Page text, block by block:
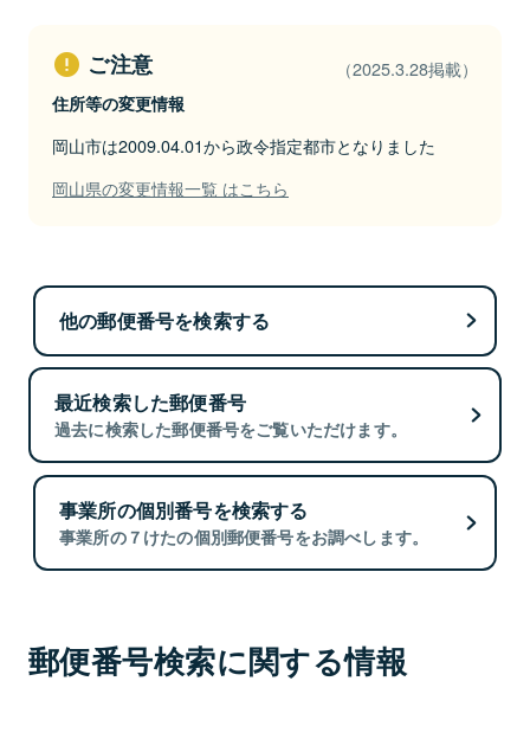
ご注意 （2025.3.28掲載）
住所等の変更情報
岡山市は2009.04.01から政令指定都市となりました
岡山県の変更情報一覧 はこちら
他の郵便番号を検索する
最近検索した郵便番号
過去に検索した郵便番号をご覧いただけます。
事業所の個別番号を検索する
事業所の７けたの個別郵便番号をお調べします。
郵便番号検索に関する情報